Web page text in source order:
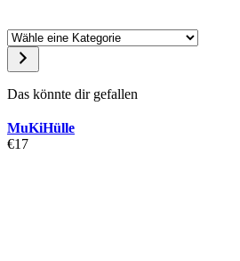
Wähle
eine
Kategorie
Das könnte dir gefallen
MuKiHülle
€17